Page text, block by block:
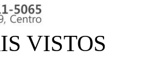
VISTOS